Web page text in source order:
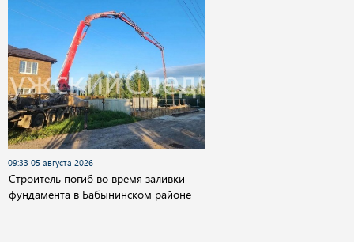
09:33 05 августа 2026
Строитель погиб во время заливки
фундамента в Бабынинском районе